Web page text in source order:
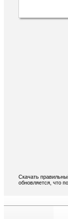
Скачать
обновляется, что